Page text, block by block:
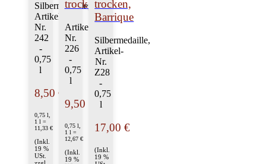
Silbermedaille,
Artikel-
Nr.
242
-
0,75
l
8,50 €
0,75 l,
1 l =
11,33 €
(Inkl.
19 %
USt.
trocken
Artikel-
Nr.
226
-
0,75
l
9,50 €
0,75 l,
1 l =
12,67 €
(Inkl.
19 %
trocken,
Barrique
Silbermedaille,
Artikel-
Nr.
Z28
-
0,75
l
17,00 €
(Inkl.
19 %